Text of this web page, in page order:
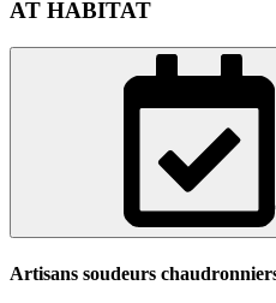
AT HABITAT
Artisans soudeurs